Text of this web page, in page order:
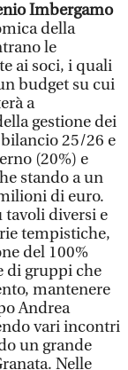
Imbergamo
della
le
ai soci, i quali
budget su cui
a
gestione dei
25/26 e
(20%) e
stando a un
di euro.
tavoli diversi e
tempistiche,
del 100%
di gruppi che
mantenere
Andrea
vari incontri
un grande
Nelle